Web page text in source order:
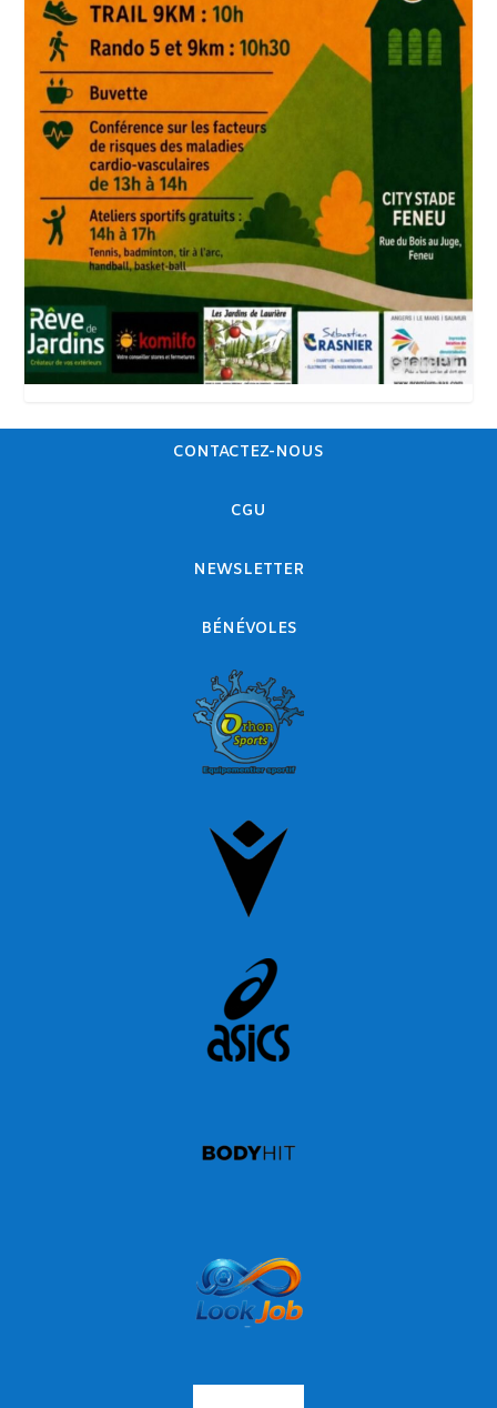
CONTACTEZ-NOUS
CGU
NEWSLETTER
BÉNÉVOLES